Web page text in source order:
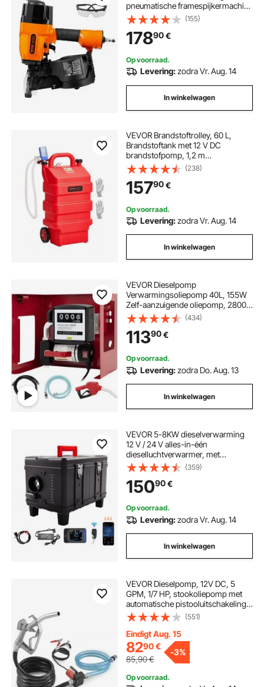
pneumatische framespijkermachine
met gereedschapsloze
diepteverstelling, 90-120 PSI Air
Coil Nailer voor framebouw,
wandvloeren en wandmontage
(155)
17890€
Op voorraad.
Levering:zodra Vr. Aug. 14
In winkelwagen
VEVOR Brandstoftrolley, 60 L,
Brandstoftank met 12 V DC
brandstofpomp, 1,2 m
aanvoerslang en Auto-Stop
sensormondstuk, Tankadapter,
Geschikt voor diesel en benzine,
Rood
(238)
15790€
Op voorraad.
Levering:zodra Vr. Aug. 14
In winkelwagen
VEVOR Dieselpomp
Verwarmingsoliepomp 40L, 155W
Zelf-aanzuigende oliepomp, 2800
tpm Motortoerental Oliezuigpomp
Zelf-aanzuigend, 20 kg
Dieselbrandstoftransportpomp,
Teller Automatische pomp voor
biobrandstof
(434)
11390€
Op voorraad.
Levering:zodra Do. Aug. 13
In winkelwagen
VEVOR 5-8KW dieselverwarming
12 V / 24 V alles-in-één
dieselluchtverwarmer, met
Bluetooth-appbediening,
afstandsbediening, display en CO-
alarm, snel verwarmende
draagbare dieselverwarming voor
voertuigen
(359)
15090€
Op voorraad.
Levering:zodra Vr. Aug. 14
In winkelwagen
VEVOR Dieselpomp, 12V DC, 5
GPM, 1/7 HP, stookoliepomp met
automatische pistooluitschakeling,
overbrengpomp, lange inlaat- en
uitlaatslang voor benzine, diesel,
kerosine, methanolmengsels
(551)
Eindigt Aug. 15
8290€
85,90€
-3%
Op voorraad.